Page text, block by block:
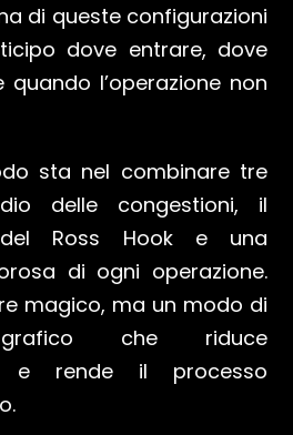
di queste configurazioni
dove entrare, dove
l’operazione non
sta nel combinare tre
delle congestioni, il
del Ross Hook e una
di ogni operazione.
magico, ma un modo di
che riduce
e rende il processo